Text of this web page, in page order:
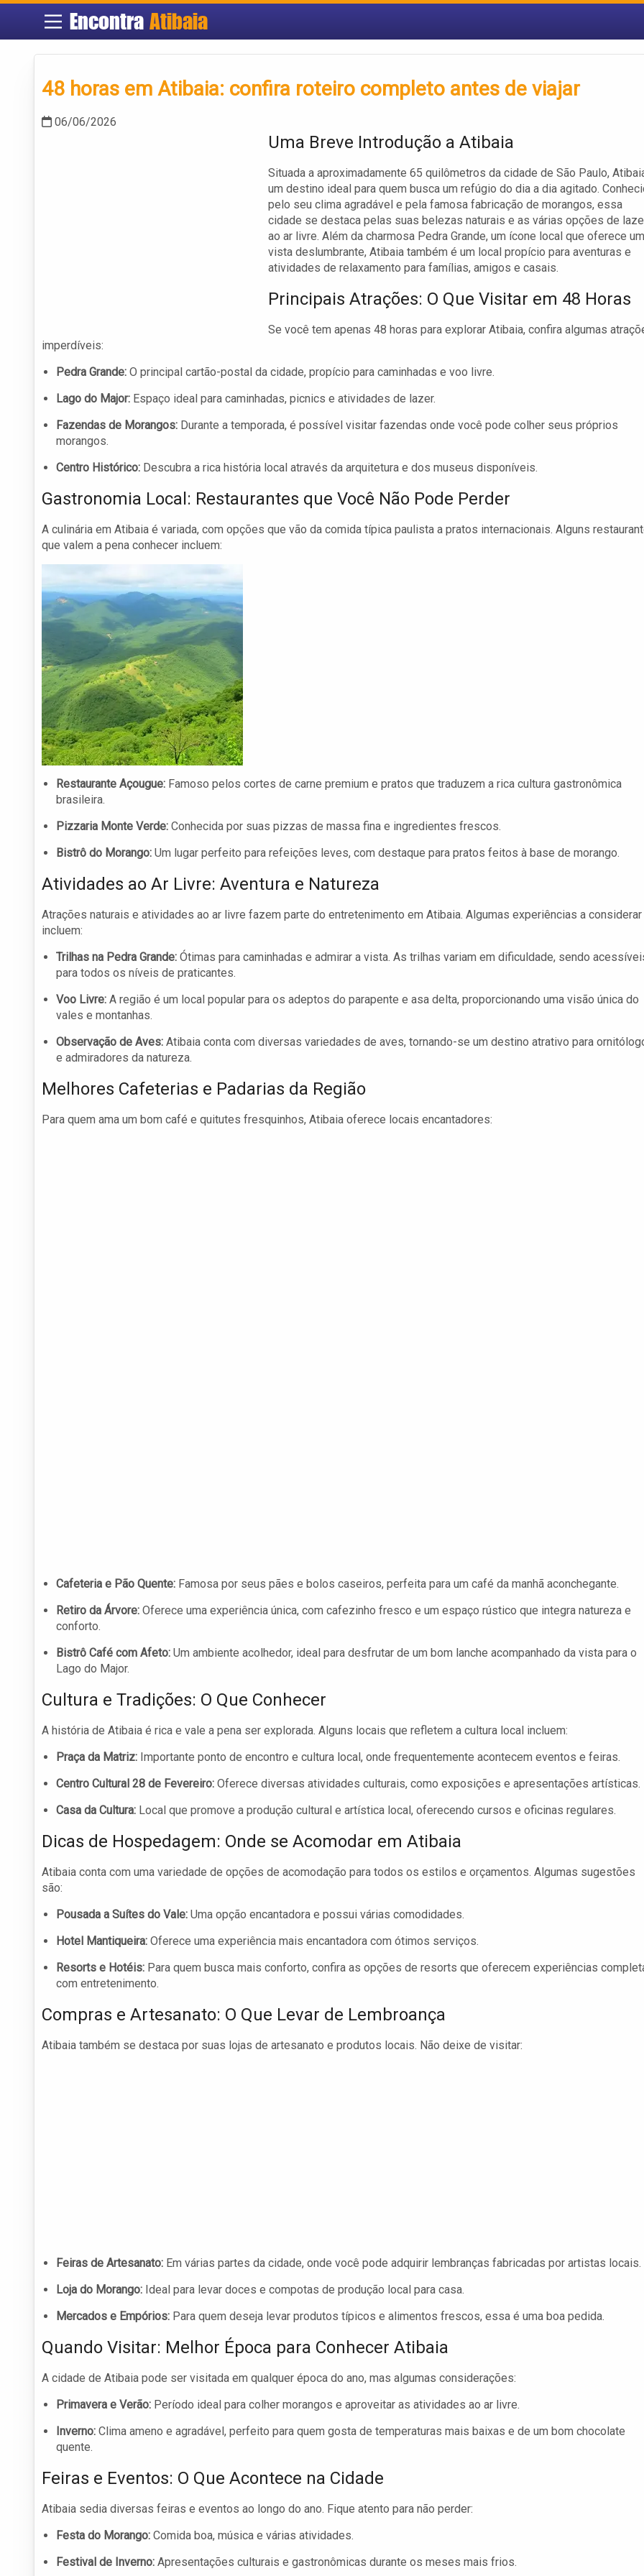
EncontraAtibaia
48 horas em Atibaia: confira roteiro completo antes de viajar
06/06/2026
Uma Breve Introdução a Atibaia
Situada a aproximadamente 65 quilômetros da cidade de São Paulo,
um destino ideal para quem busca um refúgio do dia a dia agitado.
pelo seu clima agradável e pela famosa fabricação de morangos, essa
cidade se destaca pelas suas belezas naturais e as várias opções de
ao ar livre. Além da charmosa Pedra Grande, um ícone local que oferece
vista deslumbrante, Atibaia também é um local propício para aventuras e
atividades de relaxamento para famílias, amigos e casais.
Principais Atrações: O Que Visitar em 48 Horas
Se você tem apenas 48 horas para explorar Atibaia, confira algumas
imperdíveis:
Pedra Grande: O principal cartão-postal da cidade, propício para caminhadas e voo livre.
Lago do Major: Espaço ideal para caminhadas, picnics e atividades de lazer.
Fazendas de Morangos: Durante a temporada, é possível visitar fazendas onde você pode colher seus próprios
morangos.
Centro Histórico: Descubra a rica história local através da arquitetura e dos museus disponíveis.
Gastronomia Local: Restaurantes que Você Não Pode Perder
A culinária em Atibaia é variada, com opções que vão da comida típica paulista a pratos internacionais. Alguns
que valem a pena conhecer incluem:
Restaurante Açougue: Famoso pelos cortes de carne premium e pratos que traduzem a rica cultura gastronômica
brasileira.
Pizzaria Monte Verde: Conhecida por suas pizzas de massa fina e ingredientes frescos.
Bistrô do Morango: Um lugar perfeito para refeições leves, com destaque para pratos feitos à base de morango.
Atividades ao Ar Livre: Aventura e Natureza
Atrações naturais e atividades ao ar livre fazem parte do entretenimento em Atibaia. Algumas experiências a considerar
incluem:
Trilhas na Pedra Grande: Ótimas para caminhadas e admirar a vista. As trilhas variam em dificuldade, sendo
para todos os níveis de praticantes.
Voo Livre: A região é um local popular para os adeptos do parapente e asa delta, proporcionando uma visão única do
vales e montanhas.
Observação de Aves: Atibaia conta com diversas variedades de aves, tornando-se um destino atrativo para
e admiradores da natureza.
Melhores Cafeterias e Padarias da Região
Para quem ama um bom café e quitutes fresquinhos, Atibaia oferece locais encantadores:
Cafeteria e Pão Quente: Famosa por seus pães e bolos caseiros, perfeita para um café da manhã aconchegante.
Retiro da Árvore: Oferece uma experiência única, com cafezinho fresco e um espaço rústico que integra natureza e
conforto.
Bistrô Café com Afeto: Um ambiente acolhedor, ideal para desfrutar de um bom lanche acompanhado da vista para o
Lago do Major.
Cultura e Tradições: O Que Conhecer
A história de Atibaia é rica e vale a pena ser explorada. Alguns locais que refletem a cultura local incluem:
Praça da Matriz: Importante ponto de encontro e cultura local, onde frequentemente acontecem eventos e feiras.
Centro Cultural 28 de Fevereiro: Oferece diversas atividades culturais, como exposições e apresentações artísticas.
Casa da Cultura: Local que promove a produção cultural e artística local, oferecendo cursos e oficinas regulares.
Dicas de Hospedagem: Onde se Acomodar em Atibaia
Atibaia conta com uma variedade de opções de acomodação para todos os estilos e orçamentos. Algumas sugestões
são:
Pousada a Suítes do Vale: Uma opção encantadora e possui várias comodidades.
Hotel Mantiqueira: Oferece uma experiência mais encantadora com ótimos serviços.
Resorts e Hotéis: Para quem busca mais conforto, confira as opções de resorts que oferecem experiências
com entretenimento.
Compras e Artesanato: O Que Levar de Lembroança
Atibaia também se destaca por suas lojas de artesanato e produtos locais. Não deixe de visitar:
Feiras de Artesanato: Em várias partes da cidade, onde você pode adquirir lembranças fabricadas por artistas locais.
Loja do Morango: Ideal para levar doces e compotas de produção local para casa.
Mercados e Empórios: Para quem deseja levar produtos típicos e alimentos frescos, essa é uma boa pedida.
Quando Visitar: Melhor Época para Conhecer Atibaia
A cidade de Atibaia pode ser visitada em qualquer época do ano, mas algumas considerações:
Primavera e Verão: Período ideal para colher morangos e aproveitar as atividades ao ar livre.
Inverno: Clima ameno e agradável, perfeito para quem gosta de temperaturas mais baixas e de um bom chocolate
quente.
Feiras e Eventos: O Que Acontece na Cidade
Atibaia sedia diversas feiras e eventos ao longo do ano. Fique atento para não perder:
Festa do Morango: Comida boa, música e várias atividades.
Festival de Inverno: Apresentações culturais e gastronômicas durante os meses mais frios.